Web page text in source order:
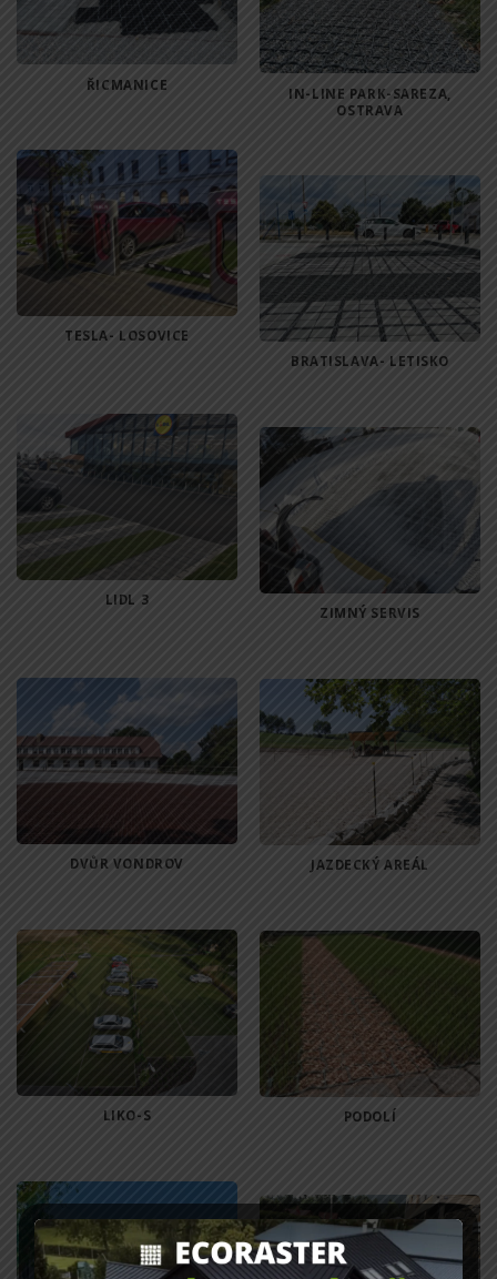
ŘICMANICE
IN-LINE PARK-SAREZA,
OSTRAVA
TESLA- LOSOVICE
BRATISLAVA- LETISKO
LIDL 3
ZIMNÝ SERVIS
DVŮR VONDROV JAZDECKÝ AREÁL
LIKO-S PODOLÍ